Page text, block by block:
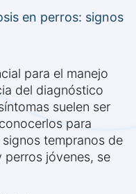
en perros: signos
para el manejo
del diagnóstico
suelen ser
para
tempranos de
jóvenes, se